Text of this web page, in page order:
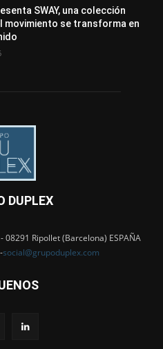
SWAY, una colección
movimiento se transforma en
DUPLEX
08291 Ripollet (Barcelona) ESPAÑA
social@grupoduplex.com